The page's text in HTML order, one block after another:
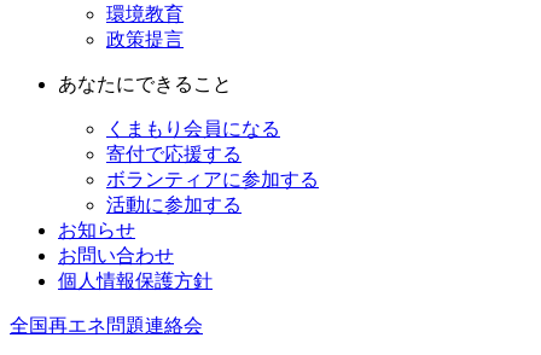
環境教育
政策提言
あなたにできること
くまもり会員になる
寄付で応援する
ボランティアに参加する
活動に参加する
お知らせ
お問い合わせ
個人情報保護方針
全国再エネ問題連絡会